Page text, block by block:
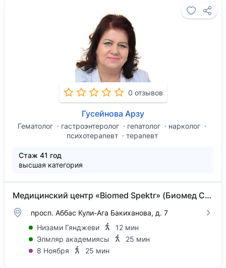
0 отзывов
Гусейнова Арзу
Гематолог гастроэнтеролог гепатолог
нарколог
психотерапевт
терапевт
Стаж 41 год
высшая категория
Медицинский центр «Biomed Spektr» (Биомед Спектр)
просп. Аббас Кули-Ага Бакиханова, д. 7
Низами Гянджеви
12 мин
Элмляр академиясы
25 мин
8 Ноября
25 мин